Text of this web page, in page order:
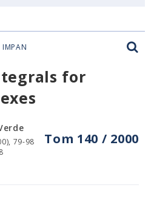
IMPAN
for
Tom 140 / 2000
79-98